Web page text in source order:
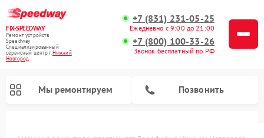
FIX-SPEEDWAY
Ремонт устройств
Speedway
Специализированный
cервисный центр г.Нижний
Новгород
+7 (831) 231-05-25
Ежедневно с 9:00 до 21:00
+7 (800) 100-33-26
Звонок бесплатный по РФ
Мы ремонтируем Позвонить